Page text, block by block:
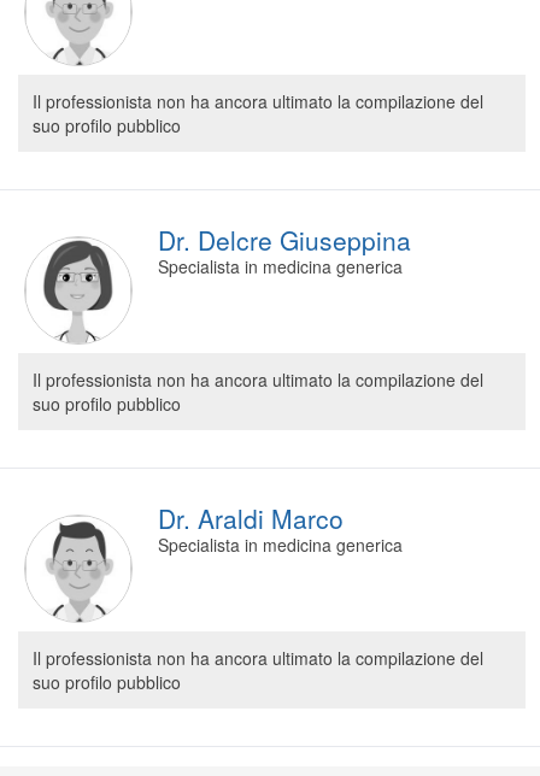
Il professionista non ha ancora ultimato la compilazione del
suo profilo pubblico
Dr. Delcre Giuseppina
Specialista in medicina generica
Il professionista non ha ancora ultimato la compilazione del
suo profilo pubblico
Dr. Araldi Marco
Specialista in medicina generica
Il professionista non ha ancora ultimato la compilazione del
suo profilo pubblico